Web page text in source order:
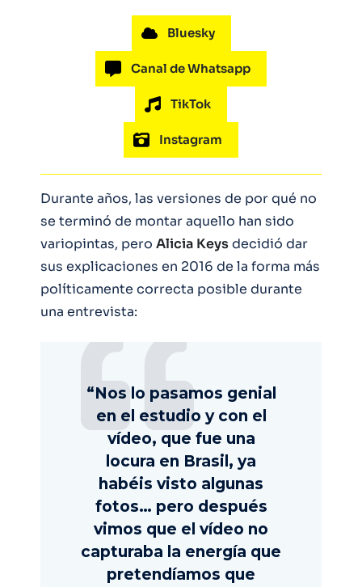
Bluesky
Canal de Whatsapp
TikTok
Instagram
Durante años, las versiones de por qué no
se terminó de montar aquello han sido
variopintas, pero Alicia Keysdecidió dar
sus explicaciones en 2016 de la forma más
políticamente correcta posible durante
una entrevista:
“Nos lo pasamos genial
en el estudio y con el
vídeo, que fue una
locura en Brasil, ya
habéis visto algunas
fotos… pero después
vimos que el vídeo no
capturaba la energía que
pretendíamos que